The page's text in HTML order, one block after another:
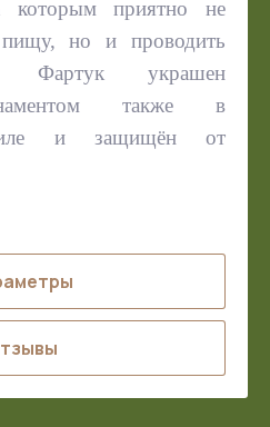
которым приятно не
пищу, но и проводить
Фартук украшен
также в
и защищён от